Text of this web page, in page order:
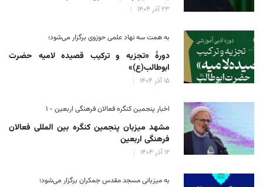
۲۳ آذر ۱۴۰۴
به همت سه نهاد علمی حوزوی برگزار می‌شود؛
دورهٔ «تجزیه و ترکیب قصیده لامیه حضرت
ابوطالب(ع)»
۱۵ آذر ۱۴۰۴
اخبار پنجمین کنگره فعالان فرهنگی اربعین - ۱
مشهد میزبان پنجمین کنگره بین المللی فعالان
فرهنگی اربعین
۱۲ آذر ۱۴۰۴
به میزبانی مسجد مقدس جمکران برگزار می‌شود؛